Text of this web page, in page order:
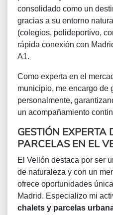
consolidado como un
gracias a su entorno
(colegios, polideportivo,
rápida conexión con
A1.
Como experta en el
municipio, me encargo de
personalmente,
un acompañamiento
GESTIÓN EXPERTA
PARCELAS EN EL
El Vellón destaca por ser
de naturaleza y con un
ofrece oportunidades
Madrid. Especializo mi
chalets y parcelas